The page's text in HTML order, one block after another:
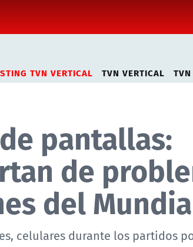
TVN VERTICAL TVN VERTICAL
pantallas:
de
del
celulares durante los partidos